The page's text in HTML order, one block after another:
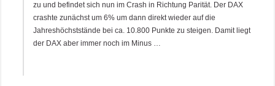
zu und befindet sich nun im Crash in Richtung Parität. Der DAX
crashte zunächst um 6% um dann direkt wieder auf die
Jahreshöchststände bei ca. 10.800 Punkte zu steigen. Damit liegt
der DAX aber immer noch im Minus …